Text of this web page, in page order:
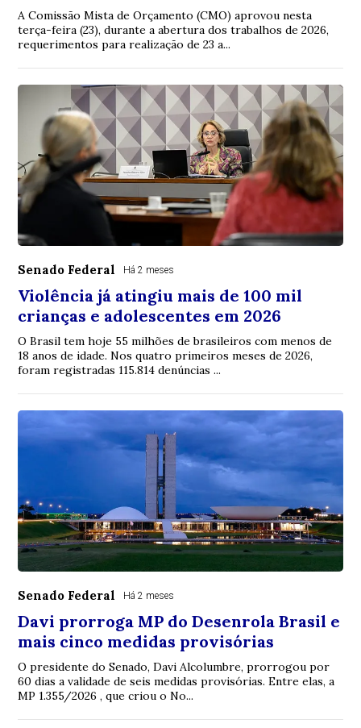
A Comissão Mista de Orçamento (CMO) aprovou nesta
terça-feira (23), durante a abertura dos trabalhos de 2026,
requerimentos para realização de 23 a...
Senado Federal Há 2 meses
Violência já atingiu mais de 100 mil
crianças e adolescentes em 2026
O Brasil tem hoje 55 milhões de brasileiros com menos de
18 anos de idade. Nos quatro primeiros meses de 2026,
foram registradas 115.814 denúncias ...
Senado Federal Há 2 meses
Davi prorroga MP do Desenrola Brasil e
mais cinco medidas provisórias
O presidente do Senado, Davi Alcolumbre, prorrogou por
60 dias a validade de seis medidas provisórias. Entre elas, a
MP 1.355/2026 , que criou o No...